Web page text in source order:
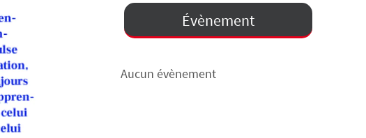
Évènement
Aucun évènement